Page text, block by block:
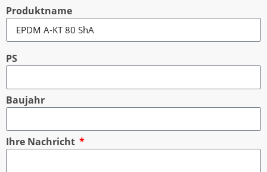
Produktname
PS
Baujahr
Ihre Nachricht